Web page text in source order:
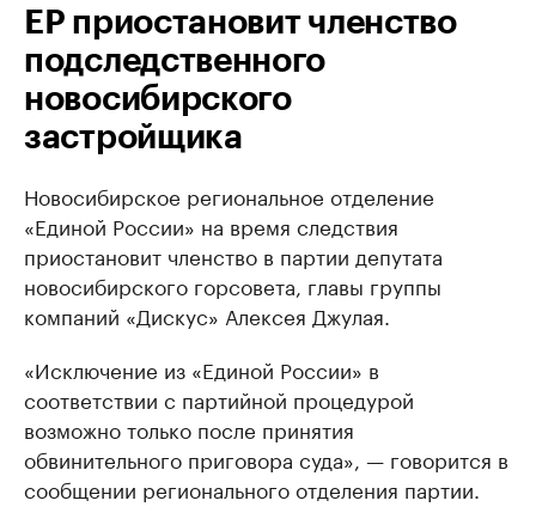
ЕР приостановит членство
подследственного
новосибирского
застройщика
Новосибирское региональное отделение
«Единой России» на время следствия
приостановит членство в партии депутата
новосибирского горсовета, главы группы
компаний «Дискус» Алексея Джулая.
«Исключение из «Единой России» в
соответствии с партийной процедурой
возможно только после принятия
обвинительного приговора суда», — говорится в
сообщении регионального отделения партии.